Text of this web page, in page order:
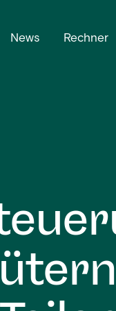
News Rechner